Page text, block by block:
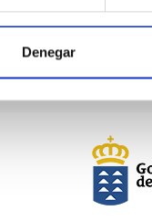
Denegar